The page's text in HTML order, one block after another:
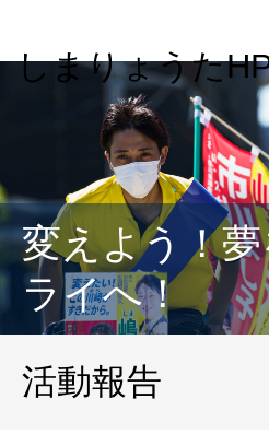
しまりょうた
変えよう！
ライへ！
活動報告